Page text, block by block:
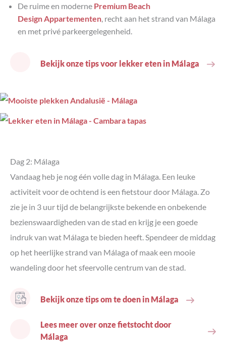
De ruime en moderne Premium Beach
Design Appartementen, recht aan het strand van Málaga
en met privé parkeergelegenheid.
Bekijk onze tips voor lekker eten in Málaga
Dag 2: Málaga
Vandaag heb je nog één volle dag in Málaga. Een leuke
activiteit voor de ochtend is een fietstour door Málaga. Zo
zie je in 3 uur tijd de belangrijkste bekende en onbekende
bezienswaardigheden van de stad en krijg je een goede
indruk van wat Málaga te bieden heeft. Spendeer de middag
op het heerlijke strand van Málaga of maak een mooie
wandeling door het sfeervolle centrum van de stad.
Bekijk onze tips om te doen in Málaga
Lees meer over onze fietstocht door
Málaga